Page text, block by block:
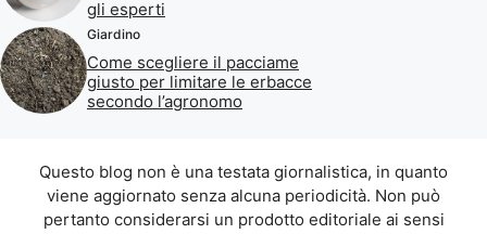
gli esperti
Giardino
Come scegliere il pacciame
giusto per limitare le erbacce
secondo l’agronomo
Questo blog non è una testata giornalistica, in quanto
viene aggiornato senza alcuna periodicità. Non può
pertanto considerarsi un prodotto editoriale ai sensi